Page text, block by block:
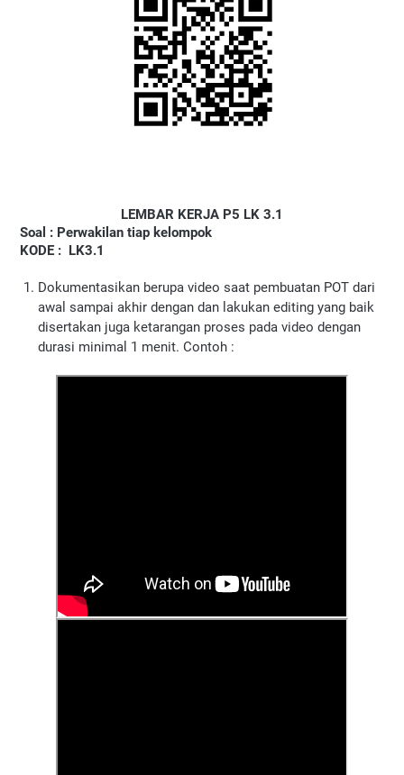
LEMBAR KERJA P5 LK 3.1
Soal : Perwakilan tiap kelompok
KODE : LK3.1
Dokumentasikan berupa video saat pembuatan POT dari
awal sampai akhir dengan dan lakukan editing yang baik
disertakan juga ketarangan proses pada video dengan
durasi minimal 1 menit. Contoh :